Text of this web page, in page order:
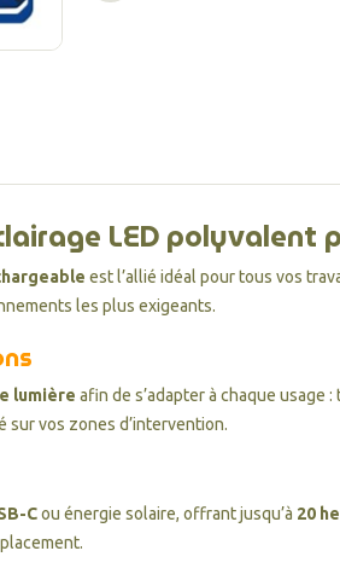
LED
est l’allié idéal pour tous vos
les plus exigeants.
lumière afin de s’adapter à chaque usage
vos zones d’intervention.
Cou énergie solaire, offrant jusqu’à 20